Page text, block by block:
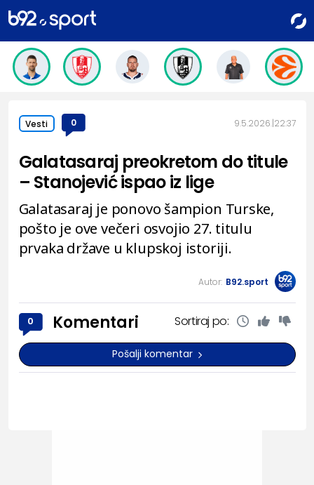
Vesti 0 9.5.2026. 22:37
Galatasaraj preokretom do titule
– Stanojević ispao iz lige
Galatasaraj je ponovo šampion Turske,
pošto je ove večeri osvojio 27. titulu
prvaka države u klupskoj istoriji.
Autor: B92.sport
0 Komentari Sortiraj po:
Pošalji komentar